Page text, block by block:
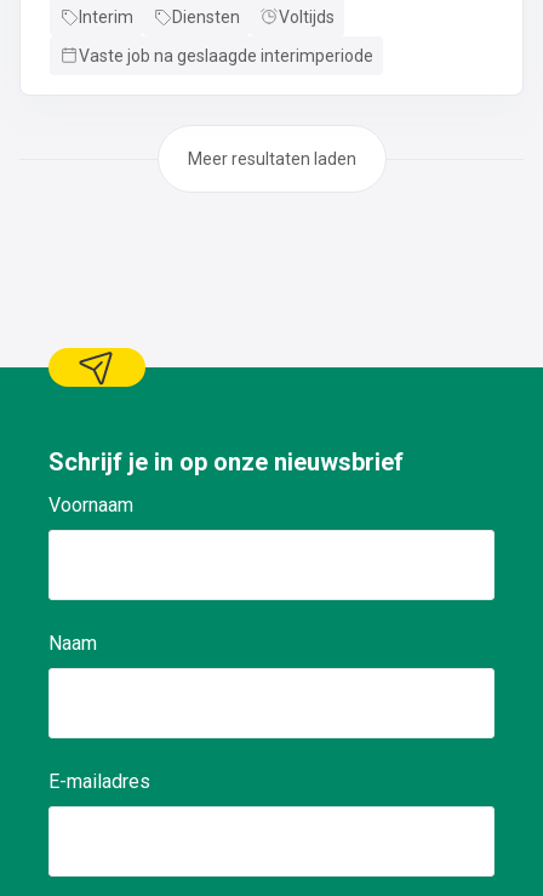
mechanisch onderhoud aan industriële installatiesHet
productiemachines continu kunnen blijven draaienHet
boutverbindingen,..De revisie van de nodige onderdelen
Interim Diensten
Voltijds
Vaste job na geslaagde interimperiode
Meer resultaten laden
Schrijf je in op onze nieuwsbrief
Voornaam
Naam
E-mailadres